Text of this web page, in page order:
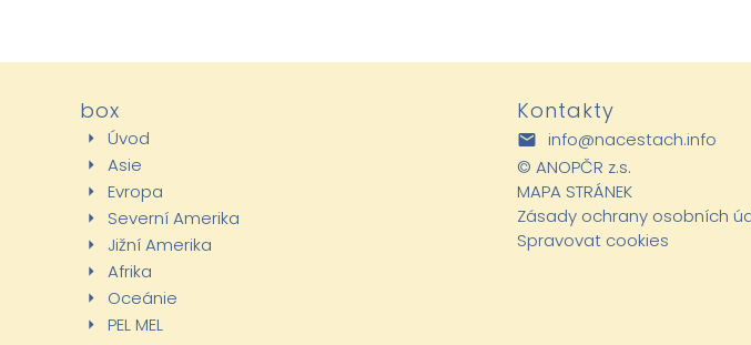
box
Úvod
Asie
Evropa
Severní Amerika
Jižní Amerika
Afrika
Oceánie
PEL MEL
Kontakty
info@nacestach.info
© ANOPČR z.s.
MAPA STRÁNEK
Zásady ochrany osobních
Spravovat cookies